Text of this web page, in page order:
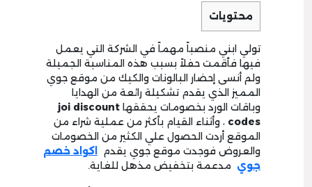
محتويات
تولي ابني منصباً مهماً في الشركة التي يعمل
فيها فأقمت حفلاً بسبب هذه المناسبة الجميلة
ولم أنسى إحضار البالونات والكيك من موقع جوي
المميز الذي يقدم تشكيلة رائعة من الهدايا
وباقات الورد بخصومات يحققها joi discount
codes ، وأثناء القيام بأكثر من عملية شراء من
الموقع أردت الحصول علي الكثير من الخصومات
والعروض فوجدت موقع جوي يقدم
اكواد خصم
جوي مدعمة بتخفيض مذهل للغاية.